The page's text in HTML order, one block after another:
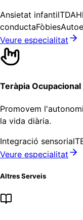
Ansietat infantilTDAH
conductaFòbies
Veure especialitat
Teràpia Ocupacional
Promovem
la vida diària.
Integració sensorial
Veure especialitat
Altres Serveis